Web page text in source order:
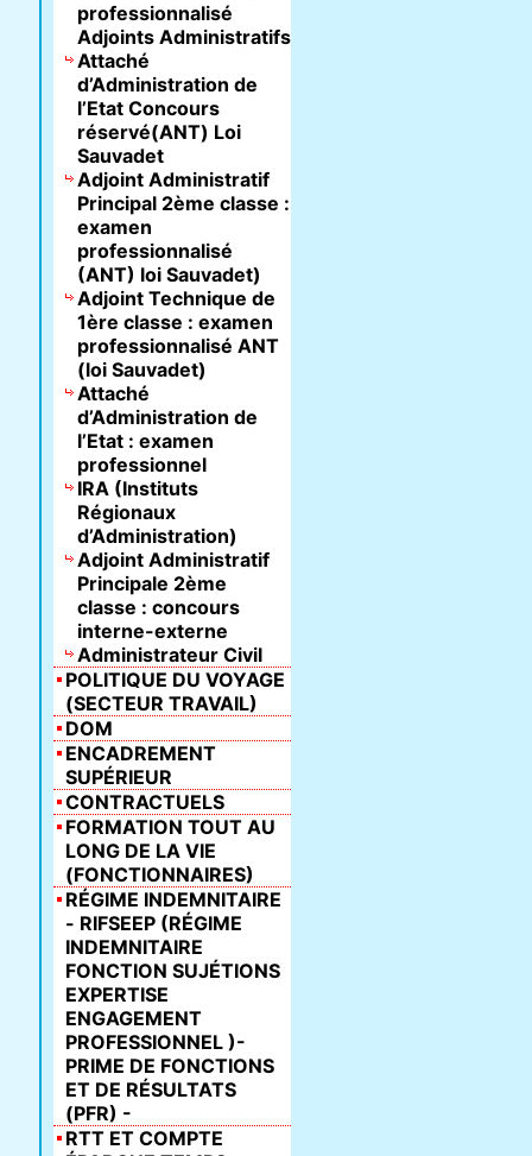
professionnalisé
Adjoints Administratifs
Attaché
d’Administration de
l’Etat Concours
réservé(ANT) Loi
Sauvadet
Adjoint Administratif
Principal 2ème classe :
examen
professionnalisé
(ANT) loi Sauvadet)
Adjoint Technique de
1ère classe : examen
professionnalisé ANT
(loi Sauvadet)
Attaché
d’Administration de
l’Etat : examen
professionnel
IRA (Instituts
Régionaux
d’Administration)
Adjoint Administratif
Principale 2ème
classe : concours
interne-externe
Administrateur Civil
POLITIQUE DU VOYAGE
(SECTEUR TRAVAIL)
DOM
ENCADREMENT
SUPÉRIEUR
CONTRACTUELS
FORMATION TOUT AU
LONG DE LA VIE
(FONCTIONNAIRES)
RÉGIME INDEMNITAIRE
- RIFSEEP (RÉGIME
INDEMNITAIRE
FONCTION SUJÉTIONS
EXPERTISE
ENGAGEMENT
PROFESSIONNEL )-
PRIME DE FONCTIONS
ET DE RÉSULTATS
(PFR) -
RTT ET COMPTE